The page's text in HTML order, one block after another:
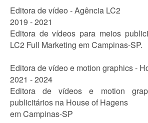
Editora de vídeo - Agência LC2
2019 - 2021
Editora de vídeos para meios
LC2 Full Marketing em Campinas-SP.
Editora de vídeo e motion graphics -
2021 - 2024
Editora de vídeos e motion
publicitários na House of Hagens
em Campinas-SP